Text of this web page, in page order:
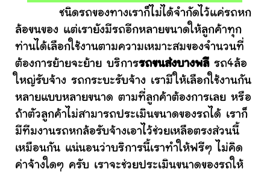
ชนิดรถของทางเราก็ไม่ได้จำกัดไว้แค่รถหก
ล้อขนของ แต่เรายังมีรถอีกหลายขนาดให้ลูกค้าทุก
ท่านได้เลือกใช้งานตามความเหมาะสมของจำนวนที่
ต้องการย้ายจะย้าย บริการรถขนส่งบางพลีรถ4ล้อ
ใหญ่รับจ้าง รถกระบะรับจ้าง เรามีให้เลือกใช้งานกัน
หลายแบบหลายขนาด ตามที่ลูกค้าต้องการเลย หรือ
ถ้าตัวลูกค้าไม่สามารถประเมินขนาดของรถได้ เราก็
มีทีมงานรถหกล้อรับจ้างเอาไว้ช่วยเหลือตรงส่วนนี้
เหมือนกัน แน่นอนว่าบริการนี้เราทำให้ฟรีๆ ไม่คิด
ค่าจ้างใดๆ ครับ เราจะช่วยประเมินขนาดของรถให้